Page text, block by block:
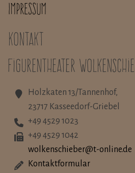
Impressum
Kontakt
Figurentheater
Holzkaten 13/Tannenhof,
23717 Kasseedorf-Griebel
+49 4529 1023
+49 4529 1042
wolkenschieber@t-online.de
Kontaktformular